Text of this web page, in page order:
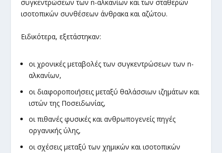
συγκεντρώσεων των n-αλκανίων και των σταθερών
ισοτοπικών συνθέσεων άνθρακα και αζώτου.
Ειδικότερα, εξετάστηκαν:
οι χρονικές μεταβολές των συγκεντρώσεων των n-
αλκανίων,
οι διαφοροποιήσεις μεταξύ θαλάσσιων ιζημάτων και
ιστών της Ποσειδωνίας,
οι πιθανές φυσικές και ανθρωπογενείς πηγές
οργανικής ύλης,
οι σχέσεις μεταξύ των χημικών και ισοτοπικών